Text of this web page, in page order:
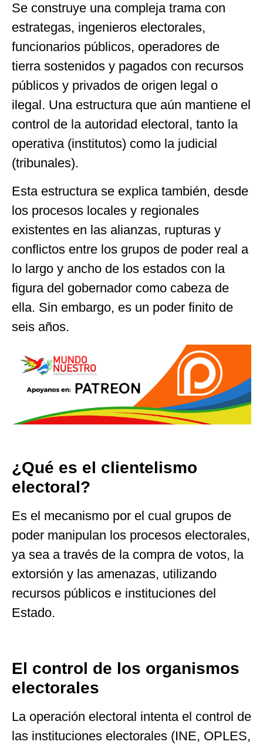
Se construye una compleja trama con
estrategas, ingenieros electorales,
funcionarios públicos, operadores de
tierra sostenidos y pagados con recursos
públicos y privados de origen legal o
ilegal. Una estructura que aún mantiene el
control de la autoridad electoral, tanto la
operativa (institutos) como la judicial
(tribunales).
Esta estructura se explica también, desde
los procesos locales y regionales
existentes en las alianzas, rupturas y
conflictos entre los grupos de poder real a
lo largo y ancho de los estados con la
figura del gobernador como cabeza de
ella. Sin embargo, es un poder finito de
seis años.
¿Qué es el clientelismo
electoral?
Es el mecanismo por el cual grupos de
poder manipulan los procesos electorales,
ya sea a través de la compra de votos, la
extorsión y las amenazas, utilizando
recursos públicos e instituciones del
Estado.
El control de los organismos
electorales
La operación electoral intenta el control de
las instituciones electorales (INE, OPLES,